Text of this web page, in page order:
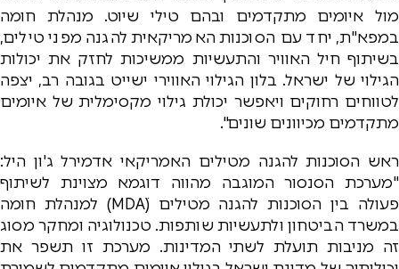
מול איומים מתקדמים ובהם טילי שיוט. מנהלת חומה
במפא"ת, יחד עם הסוכנות האמריקאית להגנה מפני טילים,
בשיתוף חיל האוויר והתעשיות ממשיכות לחזק את יכולות
הגילוי של ישראל. בלון הגילוי האווירי ישייט בגובה רב, יצפה
לטווחים רחוקים ויאפשר יכולת גילוי מקסימלית של איומים
מתקדמים מכיוונים שונים".
ראש הסוכנות להגנה מטילים האמריקאי אדמירל ג'ון היל:
"מערכת הסנסור המוגבה מהווה דוגמא מצוינת לשיתוף
פעולה בין הסוכנות להגנה מטילים (MDAׂ) למנהלת חומה
במשרד הביטחון ולתעשיות שותפות. טכנולוגיה ומחקר מסוג
זה מניבות תועלת לשתי המדינות. מערכת זו תשפר את